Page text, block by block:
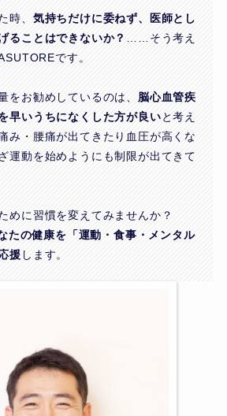
時、 気持ちだけに委ねず、医師とし
ることはできないか？
……そう考え
です。
をお勧めしているのは、 脳心血管疾
早いうちになくした方が良いと考え
み・腰痛が出てきたり血圧が高くな
運動を始めようにも制限が出てきて
めに習慣を変えてみませんか？
たの健康を「運動・食事・メンタル
援 します。